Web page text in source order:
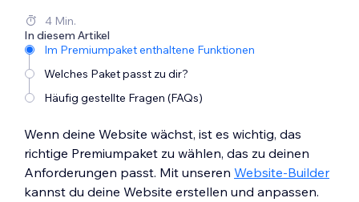
4 Min.
In diesem Artikel
Im Premiumpaket enthaltene Funktionen
Welches Paket passt zu dir?
Häufig gestellte Fragen (FAQs)
Wenn deine Website wächst, ist es wichtig, das
richtige Premiumpaket zu wählen, das zu deinen
Anforderungen passt. Mit unseren Website-Builder
kannst du deine Website erstellen und anpassen.